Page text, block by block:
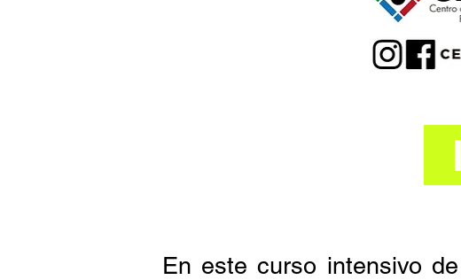
En este curso intensivo